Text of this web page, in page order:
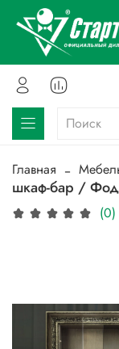
Главная
шкаф-бар /
(0)